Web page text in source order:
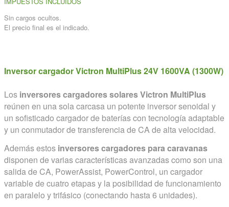
Sin cargos ocultos.
El precio final es el indicado.
Inversor cargador Victron MultiPlus 24V 1600VA (1300W)
Los inversores cargadores solares Victron MultiPlus
reúnen en una sola carcasa un potente inversor senoidal y
un sofisticado cargador de baterías con tecnología adaptable
y un conmutador de transferencia de CA de alta velocidad.
Además estos inversores cargadores para caravanas
disponen de varias características avanzadas como son una
salida de CA, PowerAssist, PowerControl, un cargador
variable de cuatro etapas y la posibilidad de funcionamiento
en paralelo y trifásico (conectando hasta 6 unidades).